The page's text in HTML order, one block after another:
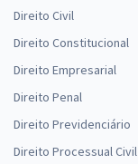
Direito Civil
Direito Constitucional
Direito Empresarial
Direito Penal
Direito Previdenciário
Direito Processual Civil